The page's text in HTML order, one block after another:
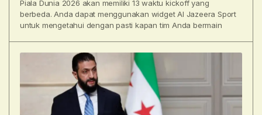
Piala Dunia 2026 akan memiliki 13 waktu kickoff yang
berbeda. Anda dapat menggunakan widget Al Jazeera Sport
untuk mengetahui dengan pasti kapan tim Anda bermain